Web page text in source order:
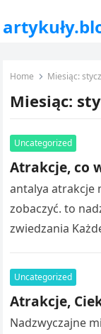
Home Miesiąc:
Miesiąc:
Uncategorized
Atrakcje, co
antalya atrakcje
zobaczyć. to
zwiedzania
Uncategorized
Atrakcje,
Nadzwyczajne